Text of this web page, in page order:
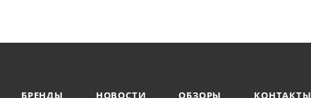
БРЕНДЫ НОВОСТИ ОБЗОРЫ КОНТАКТЫ